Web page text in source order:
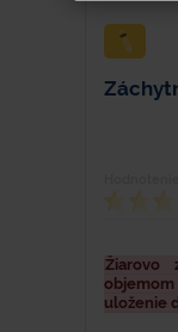
Žiarovo
uloženie